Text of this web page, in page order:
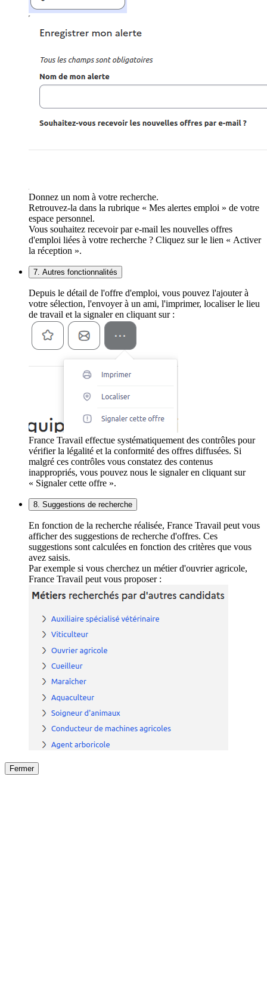
Donnez un nom à votre recherche.
Retrouvez-la dans la rubrique « Mes alertes emploi » de votre
espace personnel.
Vous souhaitez recevoir par e-mail les nouvelles offres
d'emploi liées à votre recherche ? Cliquez sur le lien « Activer
la réception ».
7. Autres fonctionnalités
Depuis le détail de l'offre d'emploi, vous pouvez l'ajouter à
votre sélection, l'envoyer à un ami, l'imprimer, localiser le lieu
de travail et la signaler en cliquant sur :
France Travail effectue systématiquement des contrôles pour
vérifier la légalité et la conformité des offres diffusées. Si
malgré ces contrôles vous constatez des contenus
inappropriés, vous pouvez nous le signaler en cliquant sur
« Signaler cette offre ».
8. Suggestions de recherche
En fonction de la recherche réalisée, France Travail peut vous
afficher des suggestions de recherche d'offres. Ces
suggestions sont calculées en fonction des critères que vous
avez saisis.
Par exemple si vous cherchez un métier d'ouvrier agricole,
France Travail peut vous proposer :
Fermer